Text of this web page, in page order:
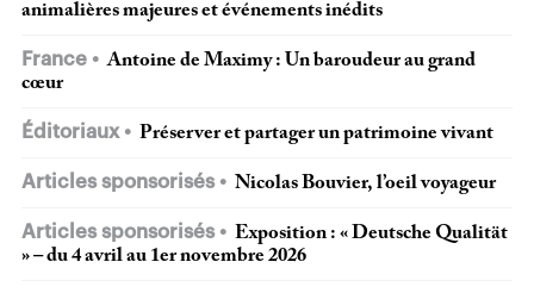
animalières majeures et événements inédits
France
Antoine de Maximy : Un baroudeur au grand
cœur
Éditoriaux Préserver et partager un patrimoine vivant
Articles sponsorisés Nicolas Bouvier, l’oeil voyageur
Articles sponsorisés
Exposition : « Deutsche Qualität
» – du 4 avril au 1er novembre 2026